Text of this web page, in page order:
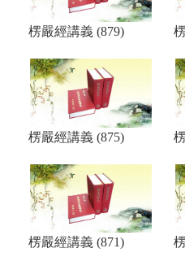
楞嚴經講義 (879)
楞嚴經講義 (875)
楞嚴經講義 (871)